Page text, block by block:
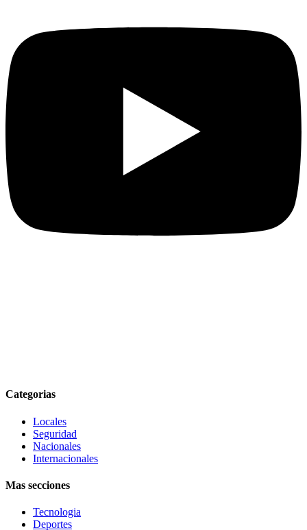
Categorias
Locales
Seguridad
Nacionales
Internacionales
Mas secciones
Tecnologia
Deportes